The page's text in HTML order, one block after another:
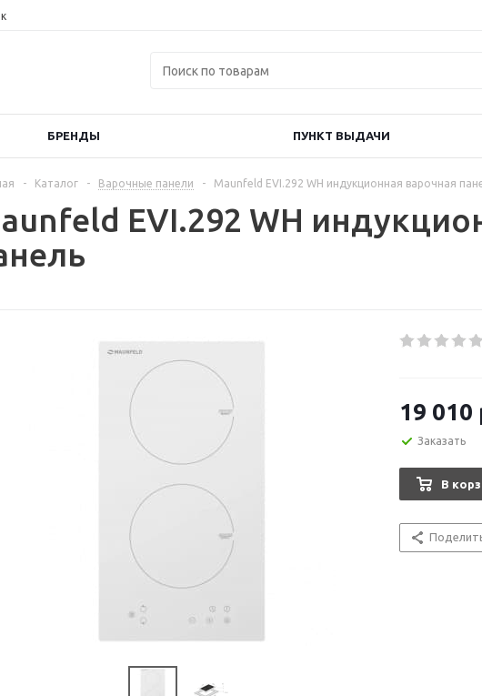
БРЕНДЫ ПУНКТ ВЫДАЧИ
- Каталог - Варочные панели - Maunfeld EVI.292 WH индукционная варочная
EVI.292 WH
19 010
Заказать
В